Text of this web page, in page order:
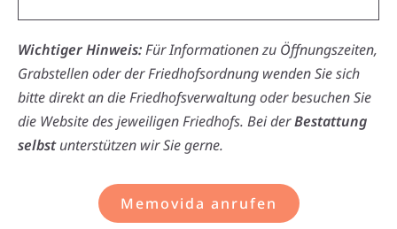
Wichtiger Hinweis:Für Informationen zu Öffnungszeiten,
Grabstellen oder der Friedhofsordnung wenden Sie sich
bitte direkt an die Friedhofsverwaltung oder besuchen Sie
die Website des jeweiligen Friedhofs. Bei derBestattung
selbstunterstützen wir Sie gerne.
Memovida anrufen